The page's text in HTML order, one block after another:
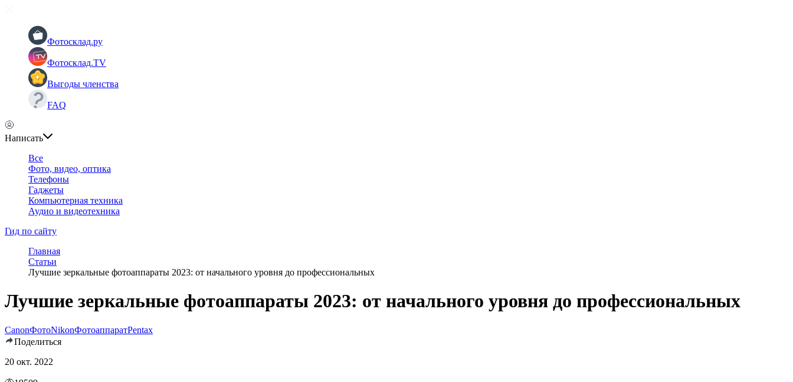
Фотосклад.ру
Фотосклад.TV
Выгоды членства
FAQ
Написать
Все
Фото, видео, оптика
Телефоны
Гаджеты
Компьютерная техника
Аудио и видеотехника
Гид по сайту
Главная
Статьи
Лучшие зеркальные фотоаппараты 2023: от начального уровня до профессиональных
Лучшие зеркальные фотоаппараты 2023: от начального уровня до профессиональных
CanonФотоNikonФотоаппаратPentax
Поделиться
20 окт. 2022